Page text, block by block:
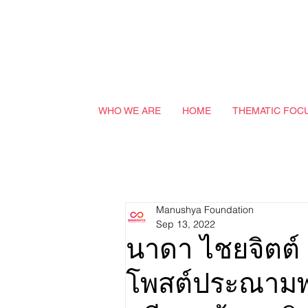
WHO WE ARE HOME THEMATIC
นาดา ไชยจิตต์
โพสต์ประณาม
Manushya Foundation
Sep 13, 2022